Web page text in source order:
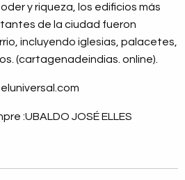
y riqueza, los edificios más
de la ciudad fueron
incluyendo iglesias, palacetes,
(cartagenadeindias. online).
:UBALDO JOSÉ ELLES